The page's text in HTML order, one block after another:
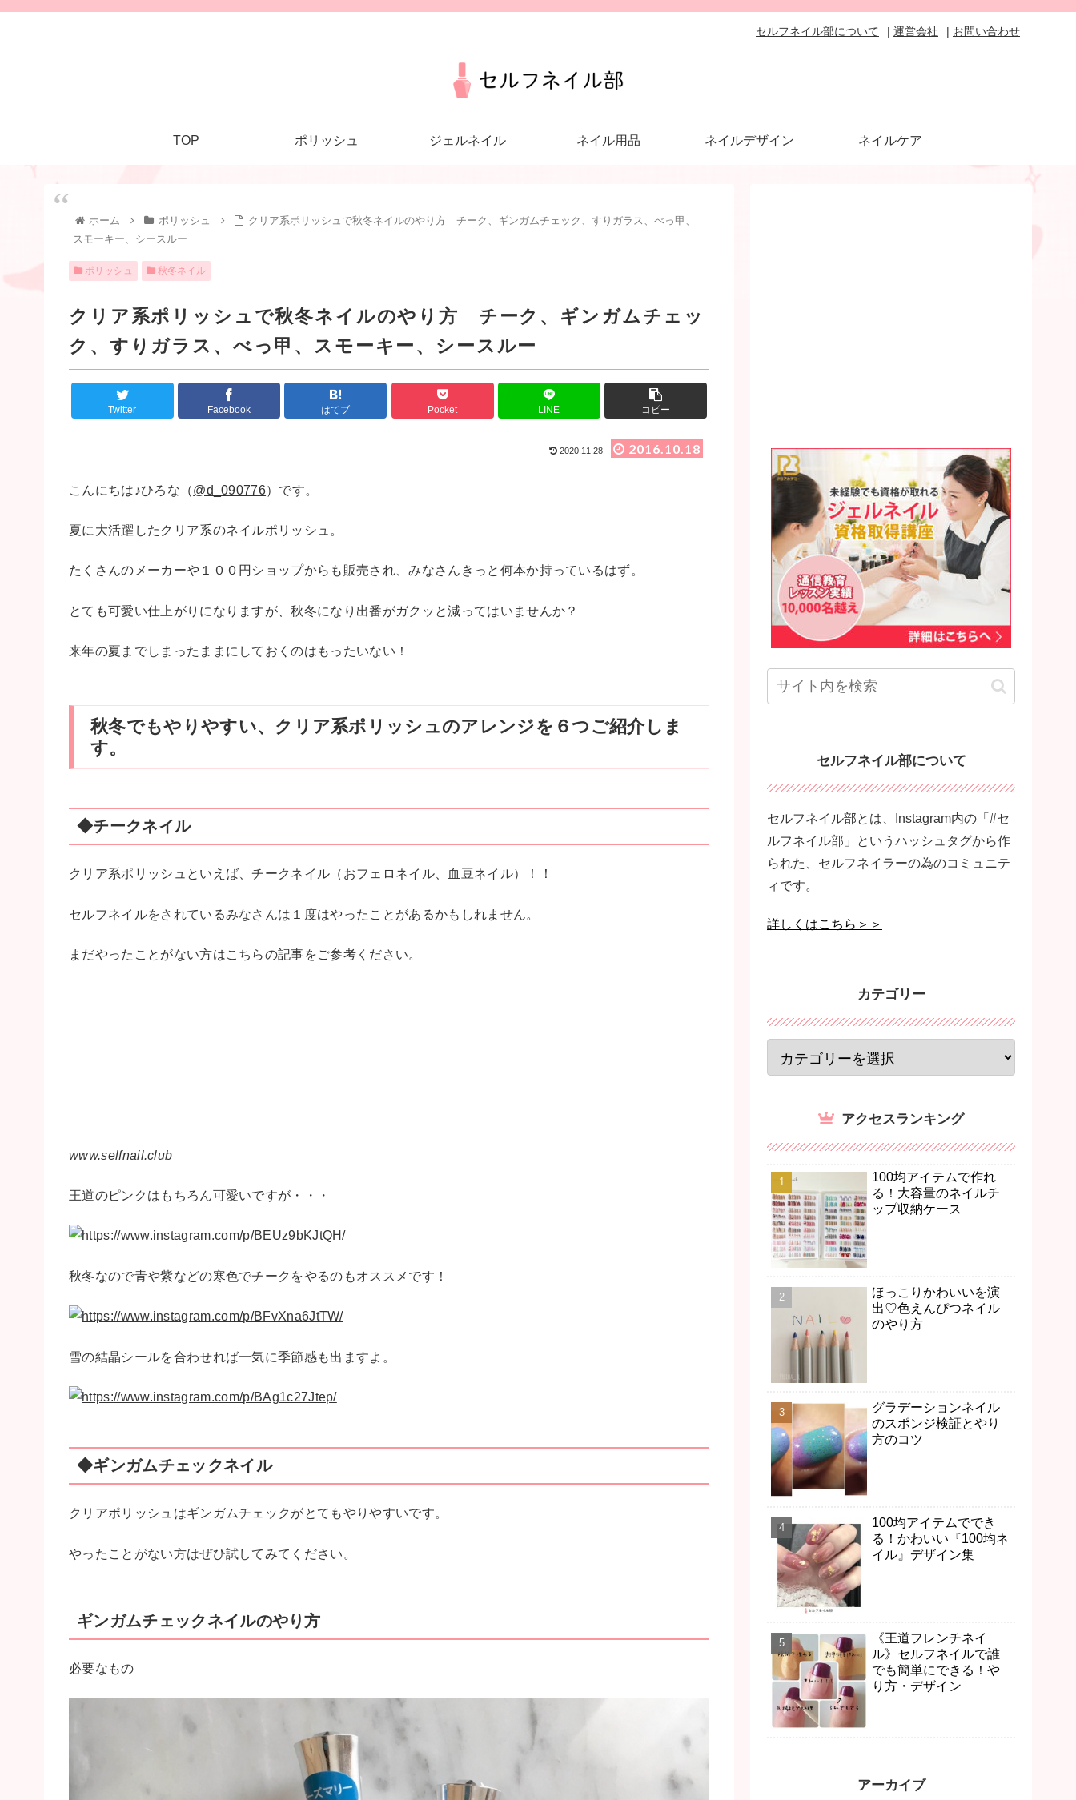
セルフネイル部について 運営会社 お問い合わせ
TOP ポリッシュ ジェルネイル ネイル用品 ネイルデザイン ネイルケア
ホーム ポリッシュ
クリア系ポリッシュで秋冬ネイルのやり方 チーク、ギンガムチェック、すりガラス、べっ甲、
スモーキー、シースルー
ポリッシュ 秋冬ネイル
クリア系ポリッシュで秋冬ネイルのやり方 チーク、ギンガムチェッ
ク、すりガラス、べっ甲、スモーキー、シースルー
Twitter Facebook はてブ Pocket LINE コピー
2020.11.28 2016.10.18
こんにちは♪ひろな（@d_090776）です。
夏に大活躍したクリア系のネイルポリッシュ。
たくさんのメーカーや１００円ショップからも販売され、みなさんきっと何本か持っているはず。
とても可愛い仕上がりになりますが、秋冬になり出番がガクッと減ってはいませんか？
来年の夏までしまったままにしておくのはもったいない！
秋冬でもやりやすい、クリア系ポリッシュのアレンジを６つご紹介しま
す。
◆チークネイル
クリア系ポリッシュといえば、チークネイル（おフェロネイル、血豆ネイル）！！
セルフネイルをされているみなさんは１度はやったことがあるかもしれません。
まだやったことがない方はこちらの記事をご参考ください。
www.selfnail.club
王道のピンクはもちろん可愛いですが・・・
秋冬なので青や紫などの寒色でチークをやるのもオススメです！
雪の結晶シールを合わせれば一気に季節感も出ますよ。
◆ギンガムチェックネイル
クリアポリッシュはギンガムチェックがとてもやりやすいです。
やったことがない方はぜひ試してみてください。
ギンガムチェックネイルのやり方
必要なもの
セルフネイル部について
セルフネイル部とは、Instagram内の「#セ
ルフネイル部」というハッシュタグから作
られた、セルフネイラーの為のコミュニテ
ィです。
詳しくはこちら＞＞
カテゴリー
アクセスランキング
100均アイテムで作れ
る！大容量のネイルチ
ップ収納ケース
ほっこりかわいいを演
出♡色えんぴつネイル
のやり方
グラデーションネイル
のスポンジ検証とやり
方のコツ
100均アイテムででき
る！かわいい『100均ネ
イル』デザイン集
《王道フレンチネイ
ル》セルフネイルで誰
でも簡単にできる！や
り方・デザイン
アーカイブ